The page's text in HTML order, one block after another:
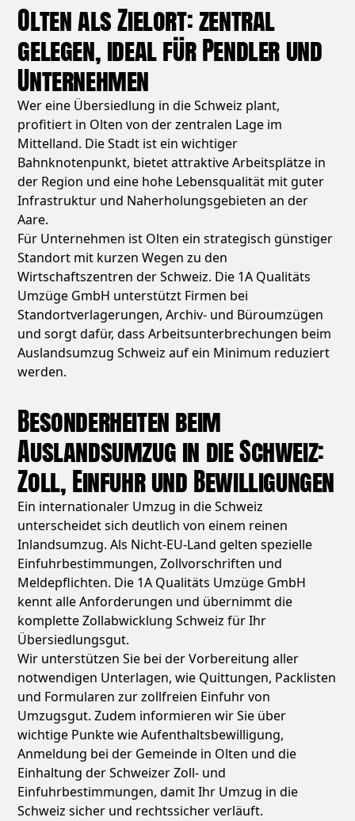
Olten als Zielort: zentral
gelegen, ideal für Pendler und
Unternehmen
Wer eine Übersiedlung in die Schweiz plant,
profitiert in Olten von der zentralen Lage im
Mittelland. Die Stadt ist ein wichtiger
Bahnknotenpunkt, bietet attraktive Arbeitsplätze in
der Region und eine hohe Lebensqualität mit guter
Infrastruktur und Naherholungsgebieten an der
Aare.
Für Unternehmen ist Olten ein strategisch günstiger
Standort mit kurzen Wegen zu den
Wirtschaftszentren der Schweiz. Die 1A Qualitäts
Umzüge GmbH unterstützt Firmen bei
Standortverlagerungen, Archiv- und Büroumzügen
und sorgt dafür, dass Arbeitsunterbrechungen beim
Auslandsumzug Schweiz auf ein Minimum reduziert
werden.
Besonderheiten beim
Auslandsumzug in die Schweiz:
Zoll, Einfuhr und Bewilligungen
Ein internationaler Umzug in die Schweiz
unterscheidet sich deutlich von einem reinen
Inlandsumzug. Als Nicht-EU-Land gelten spezielle
Einfuhrbestimmungen, Zollvorschriften und
Meldepflichten. Die 1A Qualitäts Umzüge GmbH
kennt alle Anforderungen und übernimmt die
komplette Zollabwicklung Schweiz für Ihr
Übersiedlungsgut.
Wir unterstützen Sie bei der Vorbereitung aller
notwendigen Unterlagen, wie Quittungen, Packlisten
und Formularen zur zollfreien Einfuhr von
Umzugsgut. Zudem informieren wir Sie über
wichtige Punkte wie Aufenthaltsbewilligung,
Anmeldung bei der Gemeinde in Olten und die
Einhaltung der Schweizer Zoll- und
Einfuhrbestimmungen, damit Ihr Umzug in die
Schweiz sicher und rechtssicher verläuft.